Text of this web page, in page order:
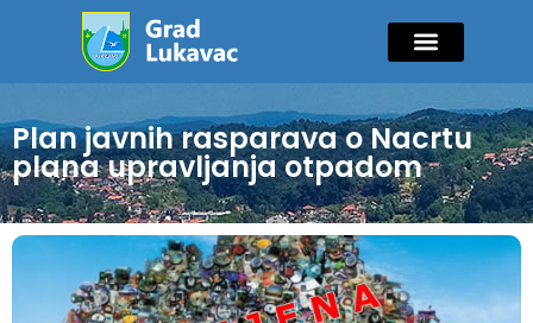
Plan javnih rasparava o Nacrtu
plana upravljanja otpadom